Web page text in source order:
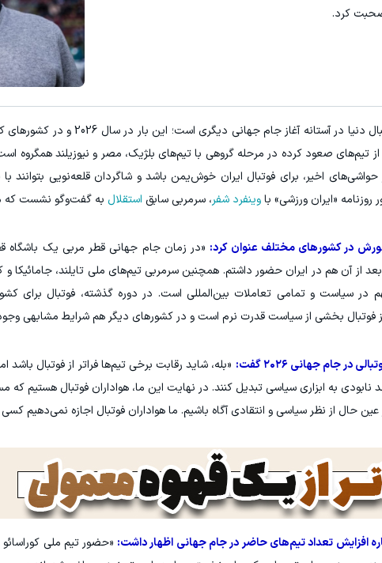
کرد.
به گزارش "ورزش سه"، فوتبال دنیا در
تیم‌های صعود کرده در مرحله گروهی با تیم‌های بلژیک، مصر و نیوزیلند همگروه
حواشی‌های اخیر، برای فوتبال ایران خوش‌یمن باشد و شاگردان قلعه‌نویی بتوانند
«ایران ورزشی» باوینفرد شفر، سرمربی سابق استقلال به گفت‌و‌گو نشست که
در کشورهای مختلف عنوان کرد: «در زمان جام جهانی قطر مربی یک باشگاه
از آن هم در ایران حضور داشتم. همچنین سرمربی تیم‌های ملی تایلند، جامائیکا و
در سیاست و تمامی تعاملات بین‌المللی است. در دوره گذشته، فوتبال برای
نیز فوتبال بخشی از سیاست قدرت نرم است و در کشورهای دیگر هم شرایط مشابهی
در جام جهانی ۲۰۲۶ گفت:
«بله، شاید رقابت برخی تیم‌ها فراتر از فوتبال
نابودی به ابزاری سیاسی تبدیل کنند. در نهایت این ما، هواداران فوتبال هستیم
حال از نظر سیاسی و انتقادی آگاه باشیم. ما هواداران فوتبال اجازه نمی‌دهیم
افزایش تعداد تیم‌های حاضر در جام جهانی اظهار داشت: «حضور تیم ملی
کلیک کن!